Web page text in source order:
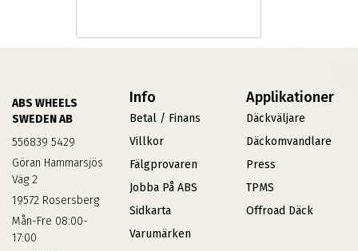
ABS WHEELS
SWEDEN AB
556839 5429
Göran Hammarsjös
Väg 2
19572 Rosersberg
Mån-Fre 08:00-
17:00
Info
Betal / Finans
Villkor
Fälgprovaren
Jobba På ABS
Sidkarta
Varumärken
Applikationer
Däckväljare
Däckomvandlare
Press
TPMS
Offroad Däck